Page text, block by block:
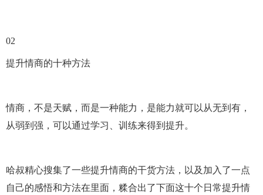
02
提升情商的十种方法
情商，不是天赋，而是一种能力，是能力就可以从无到有，
从弱到强，可以通过学习、训练来得到提升。
哈叔精心搜集了一些提升情商的干货方法，以及加入了一点
自己的感悟和方法在里面，糅合出了下面这十个日常提升情